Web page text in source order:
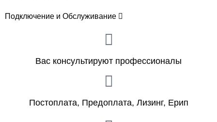
Подключение и Обслуживание
Вас консультируют профессионалы
Постоплата, Предоплата, Лизинг, Ерип